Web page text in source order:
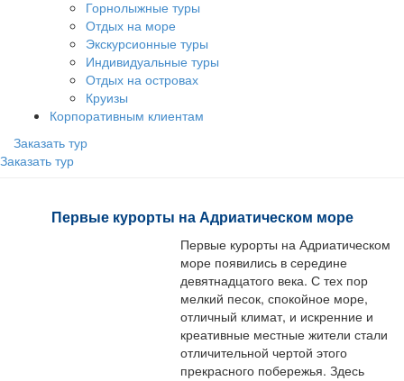
Горнолыжные туры
Отдых на море
Экскурсионные туры
Индивидуальные туры
Отдых на островах
Круизы
Корпоративным клиентам
Заказать тур
Заказать тур
Первые курорты на Адриатическом море
Первые курорты на Адриатическом
море появились в середине
девятнадцатого века. С тех пор
мелкий песок, спокойное море,
отличный климат, и искренние и
креативные местные жители стали
отличительной чертой этого
прекрасного побережья. Здесь